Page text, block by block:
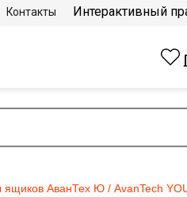
ящиков АванТех Ю / AvanTech
Контакты Интерактивный